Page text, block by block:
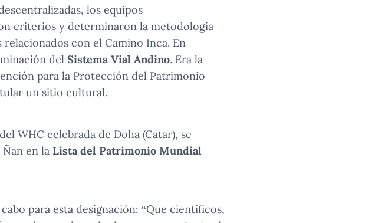
los equipos
criterios y determinaron la metodología
con el Camino Inca. En
del Sistema Vial Andino. Era la
para la Protección del Patrimonio
un sitio cultural.
WHC celebrada de Doha (Catar), se
en la Lista del Patrimonio Mundial
para esta designación: “Que científicos,